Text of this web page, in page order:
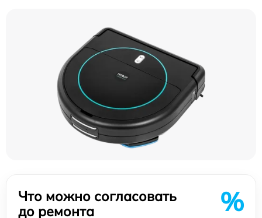
Что можно согласовать
до ремонта
%